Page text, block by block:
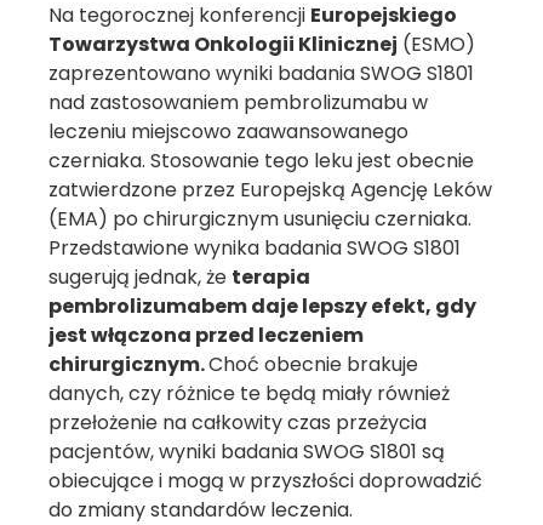
Na tegorocznej konferencji Europejskiego
Towarzystwa Onkologii Klinicznej (ESMO)
zaprezentowano wyniki badania SWOG S1801
nad zastosowaniem pembrolizumabu w
leczeniu miejscowo zaawansowanego
czerniaka. Stosowanie tego leku jest obecnie
zatwierdzone przez Europejską Agencję Leków
(EMA) po chirurgicznym usunięciu czerniaka.
Przedstawione wynika badania SWOG S1801
sugerują jednak, że terapia
pembrolizumabem daje lepszy efekt, gdy
jest włączona przed leczeniem
chirurgicznym.Choć obecnie brakuje
danych, czy różnice te będą miały również
przełożenie na całkowity czas przeżycia
pacjentów, wyniki badania SWOG S1801 są
obiecujące i mogą w przyszłości doprowadzić
do zmiany standardów leczenia.